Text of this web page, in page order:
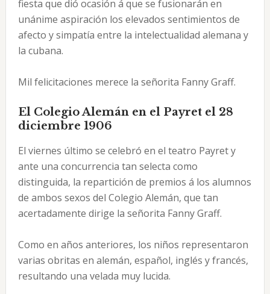
fiesta que dió ocasión á que se fusionarán en
unánime aspiración los elevados sentimientos de
afecto y simpatía entre la intelectualidad alemana y
la cubana.
Mil felicitaciones merece la señorita Fanny Graff.
El Colegio Alemán en el Payret el 28
diciembre 1906
El viernes último se celebró en el teatro Payret y
ante una concurrencia tan selecta como
distinguida, la repartición de premios á los alumnos
de ambos sexos del Colegio Alemán, que tan
acertadamente dirige la señorita Fanny Graff.
Como en años anteriores, los niños representaron
varias obritas en alemán, español, inglés y francés,
resultando una velada muy lucida.